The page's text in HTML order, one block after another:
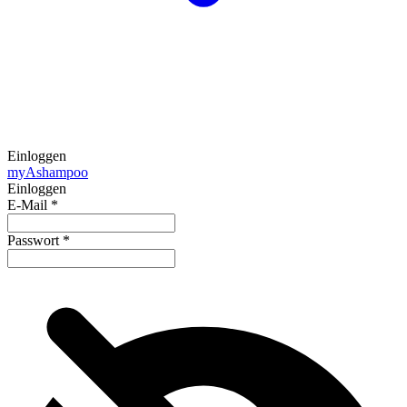
Einloggen
myAshampoo
Einloggen
E-Mail *
Passwort *